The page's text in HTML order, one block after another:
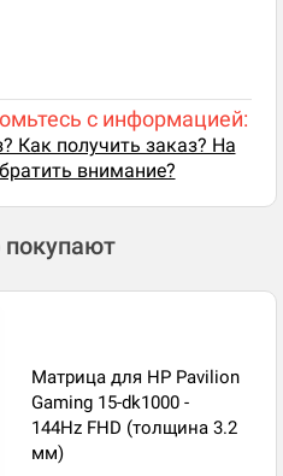
с информацией:
Как получить заказ? На
внимание?
покупают
Матрица для HP Pavilion
Gaming 15-dk1000 -
144Hz FHD (толщина 3.2
мм)